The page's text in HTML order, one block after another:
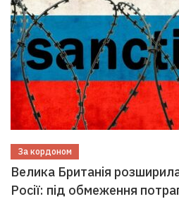
За кордоном
Велика Британія
Росії: під обмеження